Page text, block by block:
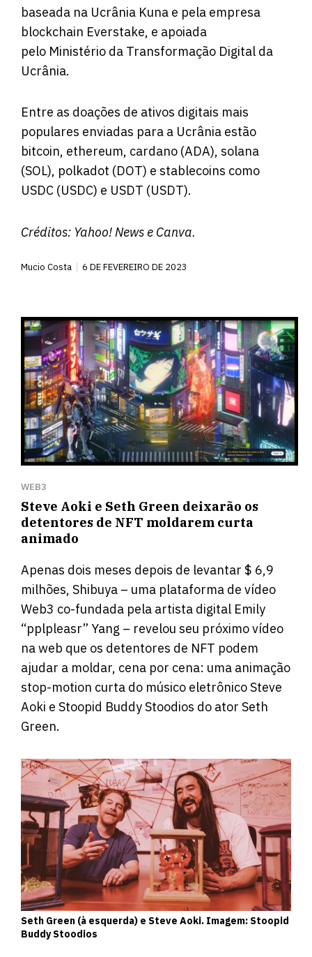
baseada na Ucrânia Kuna e pela empresa
blockchain Everstake, e apoiada
pelo Ministério da Transformação Digital da
Ucrânia.
Entre as doações de ativos digitais mais
populares enviadas para a Ucrânia estão
bitcoin, ethereum, cardano (ADA), solana
(SOL), polkadot (DOT) e stablecoins como
USDC (USDC) e USDT (USDT).
Créditos: Yahoo! Newse Canva.
Mucio Costa 6 DE FEVEREIRO DE 2023
WEB3
Steve Aoki e Seth Green deixarão os
detentores de NFT moldarem curta
animado
Apenas dois meses depois de levantar $ 6,9
milhões, Shibuya – uma plataforma de vídeo
Web3 co-fundada pela artista digital Emily
“pplpleasr” Yang – revelou seu próximo vídeo
na web que os detentores de NFT podem
ajudar a moldar, cena por cena: uma animação
stop-motion curta do músico eletrônico Steve
Aoki e Stoopid Buddy Stoodios do ator Seth
Green.
Seth Green (à esquerda) e Steve Aoki. Imagem: Stoopid
Buddy Stoodios